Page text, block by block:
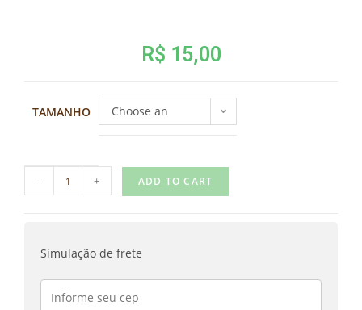
R$ 15,00
TAMANHO
Choose an
- + ADD TO CART
Simulação de frete